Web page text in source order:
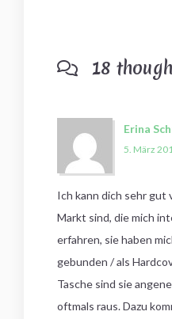
18
Erina
5. März
Ich kann dich sehr gut
Markt sind, die mich
erfahren, sie haben
gebunden / als
Tasche sind sie
oftmals raus. Dazu